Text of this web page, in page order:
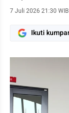
7 Juli 2026 21:30 WIB
Ikuti